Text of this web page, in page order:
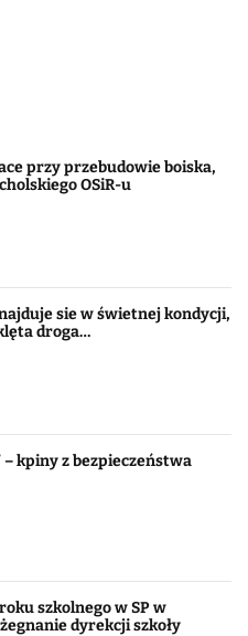
przy przebudowie boiska,
OSiR-u
sie w świetnej kondycji,
droga…
– kpiny z bezpieczeństwa
szkolnego w SP w
dyrekcji szkoły